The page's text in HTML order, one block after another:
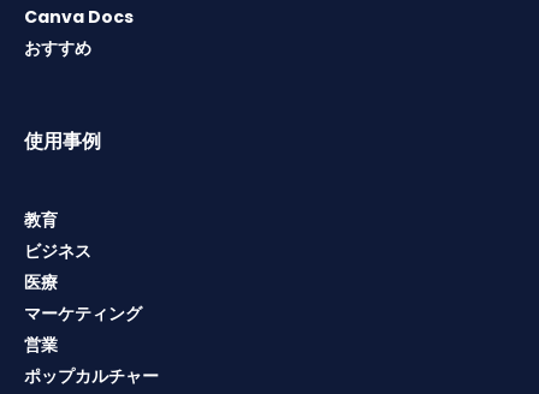
Canva Docs
おすすめ
使用事例
教育
ビジネス
医療
マーケティング
営業
ポップカルチャー